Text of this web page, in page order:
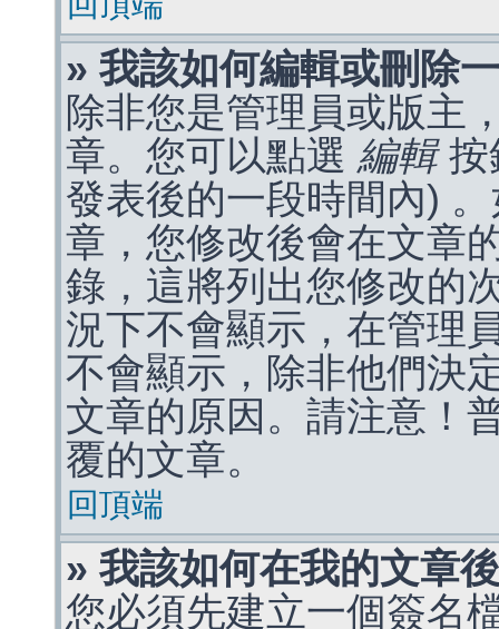
» 我該如何編輯或刪除
除非您是管理員或版主
章。您可以點選 編輯按
發表後的一段時間內)
章，您修改後會在文章
錄，這將列出您修改的
況下不會顯示，在管理
不會顯示，除非他們決
文章的原因。請注意！
覆的文章。
回頂端
» 我該如何在我的文章
您必須先建立一個簽名